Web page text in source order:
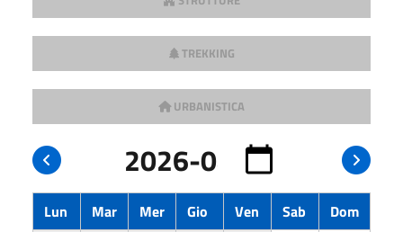
TREKKING
URBANISTICA
Lun Mar Mer Gio Ven Sab Dom